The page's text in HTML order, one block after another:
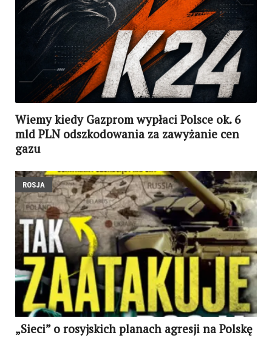
Wiemy kiedy Gazprom wypłaci Polsce ok. 6
mld PLN odszkodowania za zawyżanie cen
gazu
ROSJA
„Sieci” o rosyjskich planach agresji na Polskę